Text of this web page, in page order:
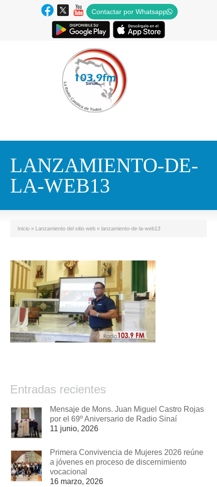
Contactar por Whatsapp
LANZAMIENTO-DE-
LA-WEB13
Inicio » Lanzamiento del sitio web » lanzamiento-de-la-web13
Entradas recientes
Mensaje de Mons. Juan Miguel Castro Rojas
por el 69º Aniversario de Radio Sinaí
11 junio, 2026
Primera Convivencia de Mujeres 2026 reúne
a jóvenes en proceso de discernimiento
vocacional
16 marzo, 2026